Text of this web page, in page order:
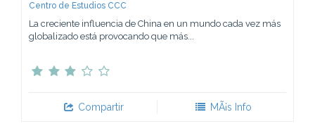
Centro de Estudios CCC
La creciente influencia de China en un mundo cada vez más
globalizado está provocando que más...
Compartir MÃ¡s Info